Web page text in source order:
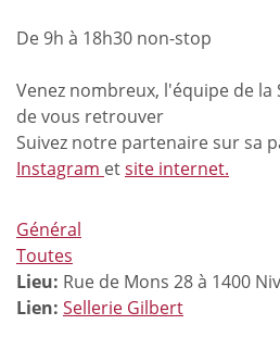
De 9h à 18h30 non-stop
Venez nombreux, l'équipe de la
de vous retrouver
Suivez notre partenaire sur sa
Instagram etsite internet.
Général
Toutes
Lieu: Rue de Mons 28 à 1400
Lien: Sellerie Gilbert